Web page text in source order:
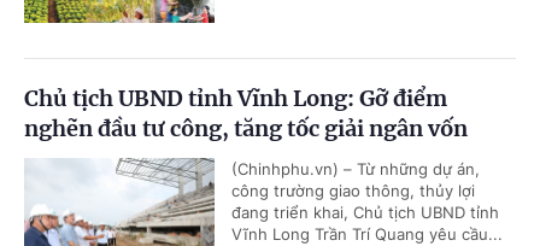
Chủ tịch UBND tỉnh Vĩnh Long: Gỡ điểm
nghẽn đầu tư công, tăng tốc giải ngân vốn
(Chinhphu.vn) – Từ những dự án,
công trường giao thông, thủy lợi
đang triển khai, Chủ tịch UBND tỉnh
Vĩnh Long Trần Trí Quang yêu cầu...